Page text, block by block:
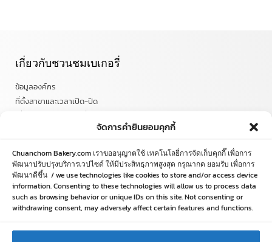
จัดการคำยินยอมคุกกี้
Chuanchom Bakery.com เราขออนุญาตใช้ เทคโนโลยี่การจัดเก็บคุกกี๊ เพื่อการ
พัฒนาปรับปรุงบริการเวปไซด์ ให้มีประสิทธฺภาพสูงสุด กรุณากด ยอมรับ เพื่อการ
พัฒนาดีขึ้น / we use technologies like cookies to store and/or access device
information. Consenting to these technologies will allow us to process data
such as browsing behavior or unique IDs on this site. Not consenting or
withdrawing consent, may adversely affect certain features and functions.
เกี่ยวกับชวนชมเบเกอรี่
ข้อมูลองค์กร
ที่ตั้งสาขาและเวลาเปิด-ปิด
เกี่ยวกับช้อป ออนไลน์
เงื่อนไขการรับประกันและคืนสินค้า
วิธีการสั่งซื้อ
ข้อตกลงและเงื่อนไข
คำถามที่พบบ่อย